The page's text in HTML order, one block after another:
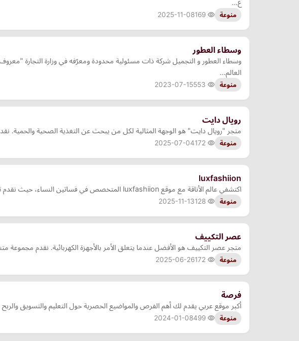
ع…
منوعة 2025-11-08
وسطاء العطور
العالم…
منوعة 2023-07-15
رويال دايت
متجر "رويال دايت" هو الوجهة المثالية لكل من يبحث عن التغذية الصحية والحمية.
منوعة 2025-07-04
luxfashiion
اكتشفي عالم الأناقة مع موقع luxfashiion المتخصص في فساتين النساء، حيث نقدم تشكيلة واسعة من التصاميم العصرية والأنيقة التي تناسب جميع المناسبات وتلبي كل الأذواق.
منوعة 2025-11-13
عصر التكييف
متجر عصر التكييف هو الأفضل عندما يتعلق الأمر بالأجهزة الكهربائية. نقدم مجموعة
منوعة 2025-06-26
فرصة
أكبر موقع عربي يقدم لك أهم الفرص والمواضيع الحصرية حول التعليم والتسويق
منوعة 2024-01-08